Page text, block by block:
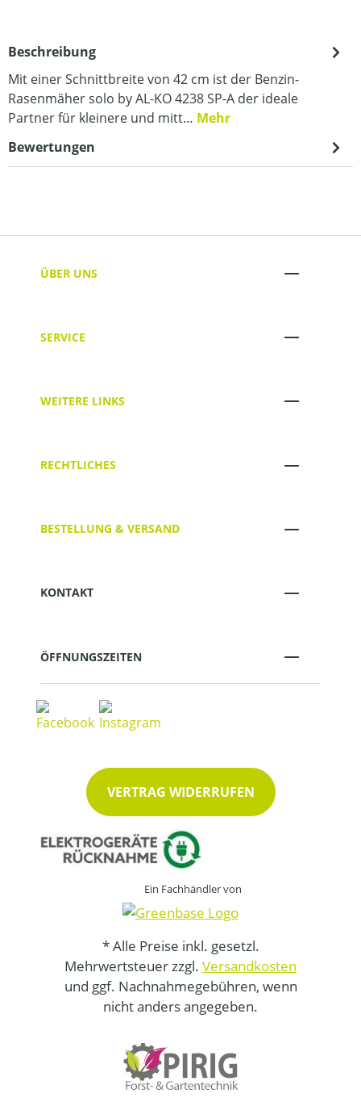
Beschreibung
Mit einer Schnittbreite von 42 cm ist der Benzin-
Rasenmäher solo by AL-KO 4238 SP-A der ideale
Partner für kleinere und mitt… Mehr
Bewertungen
ÜBER UNS
SERVICE
WEITERE LINKS
RECHTLICHES
BESTELLUNG & VERSAND
KONTAKT
ÖFFNUNGSZEITEN
VERTRAG WIDERRUFEN
Ein Fachhändler von
* Alle Preise inkl. gesetzl.
Mehrwertsteuer zzgl. Versandkosten
und ggf. Nachnahmegebühren, wenn
nicht anders angegeben.